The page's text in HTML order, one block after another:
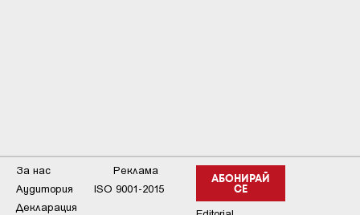
АБОНИРАЙ
СЕ
За нас
Реклама
Аудитория
ISO 9001-2015
Декларация